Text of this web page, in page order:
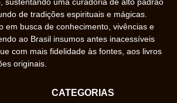
de tradições espirituais e mágicas.
em busca de conhecimento, vivências e
ao Brasil insumos antes inacessíveis
com mais fidelidade às fontes, aos livros
originais.
CATEGORIAS